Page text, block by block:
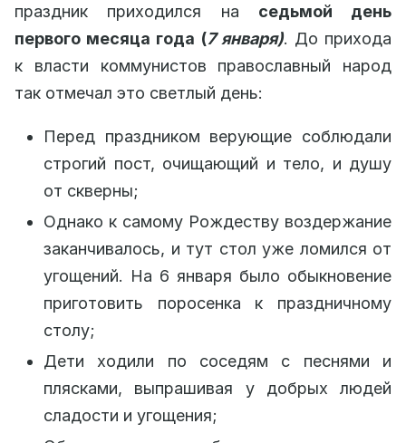
праздник приходился на седьмой день
первого месяца года (7 января). До прихода
к власти коммунистов православный народ
так отмечал это светлый день:
Перед праздником верующие соблюдали
строгий пост, очищающий и тело, и душу
от скверны;
Однако к самому Рождеству воздержание
заканчивалось, и тут стол уже ломился от
угощений. На 6 января было обыкновение
приготовить поросенка к праздничному
столу;
Дети ходили по соседям с песнями и
плясками, выпрашивая у добрых людей
сладости и угощения;